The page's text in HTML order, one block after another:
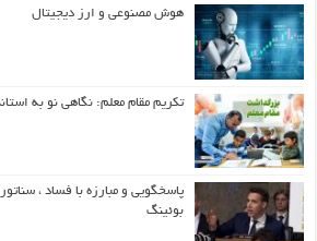
هوش مصنوعی و ارز دیجیتال
تکریم مقام معلم: نگاهی نو به
پاسخگویی و مبارزه با فساد ،
بوئینگ